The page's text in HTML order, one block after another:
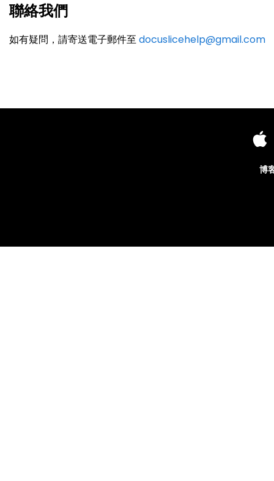
聯絡我們
如有疑問，請寄送電子郵件至docuslicehelp@gmail.com
博